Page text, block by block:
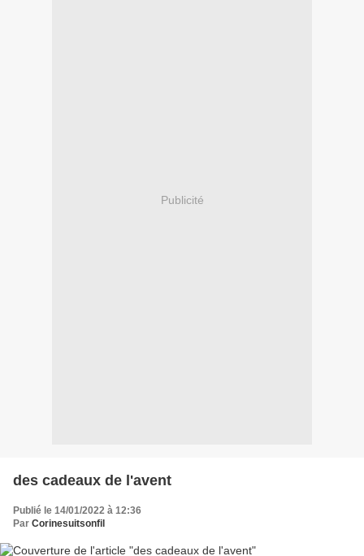
Publicité
des cadeaux de l'avent
Publié le 14/01/2022 à 12:36
Par Corinesuitsonfil